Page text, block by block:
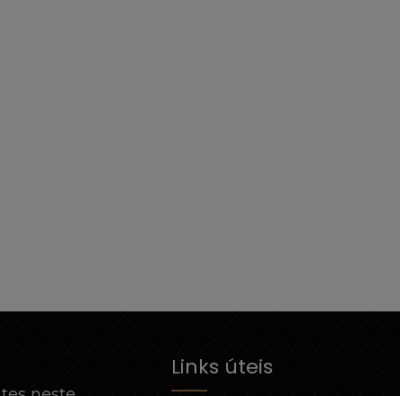
Links úteis